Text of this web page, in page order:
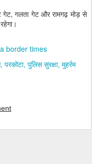
गेट, गलता गेट और रामगढ़ मोड़ से
border times
परकोटा पुलिस सुरक्षा मुहर्रम